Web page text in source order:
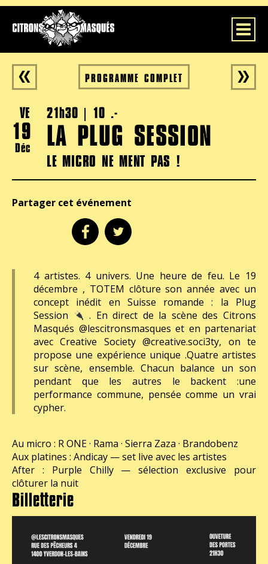
PROGRAMME COMPLET
VE
19
Déc
21h30 | 10 .-
LA PLUG SESSION
LE MICRO NE MENT PAS !
Partager cet événement
4 artistes. 4 univers. Une heure de feu. Le 19
décembre , TOTEM clôture son année avec un
concept inédit en Suisse romande : la Plug
Session
. En direct de la scène des Citrons
Masqués @lescitronsmasques et en partenariat
avec Creative Society @creative.soci3ty, on te
propose une expérience unique .Quatre artistes
sur scène, ensemble. Chacun balance un son
pendant que les autres le backent :une
performance commune, pensée comme un vrai
cypher.
Au micro : R ONE · Rama · Sierra Zaza · Brandobenz
Aux platines : Andicay — set live avec les artistes
After : Purple Chilly — sélection exclusive pour
clôturer la nuit
Billetterie